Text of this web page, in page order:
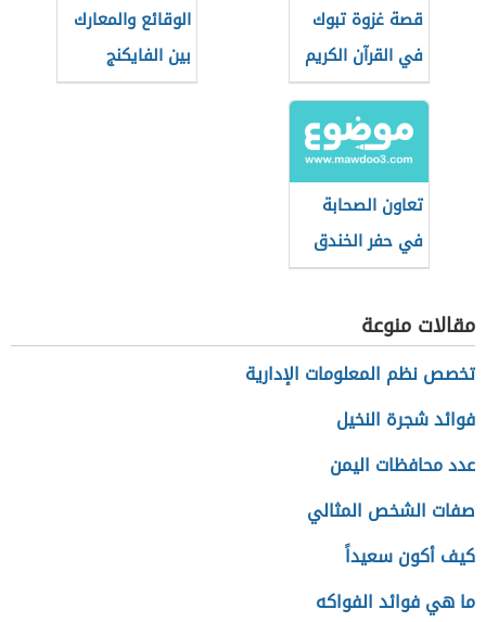
قصة غزوة تبوك
في القرآن الكريم
الوقائع والمعارك
بين الفايكنج
والمسلمين
تعاون الصحابة
في حفر الخندق
مقالات منوعة
تخصص نظم المعلومات الإدارية
فوائد شجرة النخيل
عدد محافظات اليمن
صفات الشخص المثالي
كيف أكون سعيداً
ما هي فوائد الفواكه